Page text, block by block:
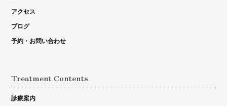
アクセス
ブログ
予約・お問い合わせ
Treatment Contents
診療案内